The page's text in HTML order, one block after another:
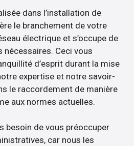
dans l’installation de
le branchement de votre
électrique et s’occupe de
Ceci vous
d’esprit durant la mise
expertise et notre savoir-
le raccordement de manière
aux normes actuelles.
besoin de vous préoccuper
car nous les